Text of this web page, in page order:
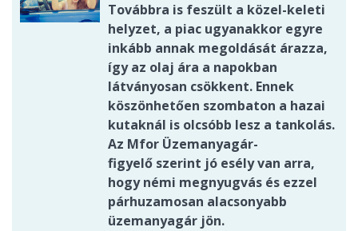
Továbbra is feszült a közel-keleti
helyzet, a piac ugyanakkor egyre
inkább annak megoldását árazza,
így az olaj ára a napokban
látványosan csökkent. Ennek
köszönhetően szombaton a hazai
kutaknál is olcsóbb lesz a tankolás.
Az Mfor Üzemanyagár-
figyelő szerint jó esély van arra,
hogy némi megnyugvás és ezzel
párhuzamosan alacsonyabb
üzemanyagár jön.